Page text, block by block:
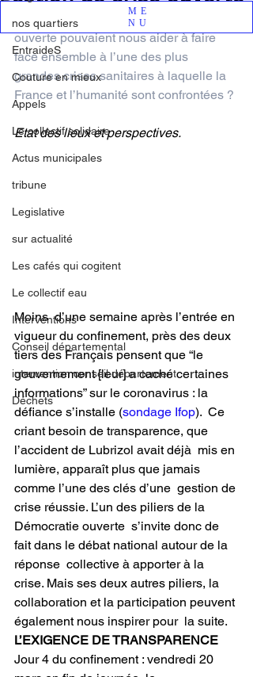
ME
NU
nos quartiers
EntraideS
Couture en mieux
Appels
Le collectif solidaire
Actus municipales
tribune
Legislative
sur actualité
Les cafés qui cogitent
Le collectif eau
Interventions
Conseil départemental
intervention conseil département
Déchets
Et  si les principes de la Démocratie
ouverte pouvaient nous aider à faire
face ensemble à l’une des plus
grandes crises sanitaires à laquelle la
France et l’humanité sont confrontées ?
Etat des lieux et perspectives.
Moins  d’une semaine après l’entrée en
vigueur du confinement, près des deux
tiers des Français pensent que “le
gouvernement [leur] a caché certaines
informations” sur le coronavirus : la
défiance s’installe (sondage Ifop).  Ce
criant besoin de transparence, que
l’accident de Lubrizol avait déjà  mis en
lumière, apparaît plus que jamais
comme l’une des clés d’une  gestion de
crise réussie. L’un des piliers de la
Démocratie ouverte  s’invite donc de
fait dans le débat national autour de la
réponse  collective à apporter à la
crise. Mais ses deux autres piliers, la
collaboration et la participation peuvent
également nous inspirer pour  la suite.
L’EXIGENCE DE TRANSPARENCE
Jour 4 du confinement : vendredi 20